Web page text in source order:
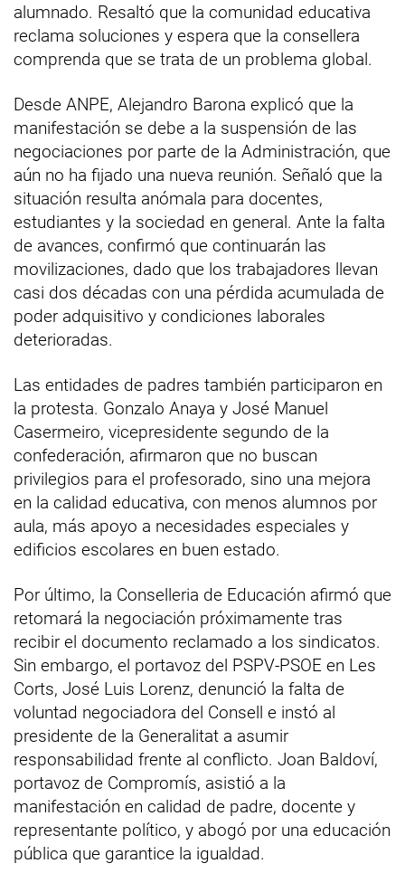
alumnado. Resaltó que la comunidad educativa
reclama soluciones y espera que la consellera
comprenda que se trata de un problema global.
Desde ANPE, Alejandro Barona explicó que la
manifestación se debe a la suspensión de las
negociaciones por parte de la Administración, que
aún no ha fijado una nueva reunión. Señaló que la
situación resulta anómala para docentes,
estudiantes y la sociedad en general. Ante la falta
de avances, confirmó que continuarán las
movilizaciones, dado que los trabajadores llevan
casi dos décadas con una pérdida acumulada de
poder adquisitivo y condiciones laborales
deterioradas.
Las entidades de padres también participaron en
la protesta. Gonzalo Anaya y José Manuel
Casermeiro, vicepresidente segundo de la
confederación, afirmaron que no buscan
privilegios para el profesorado, sino una mejora
en la calidad educativa, con menos alumnos por
aula, más apoyo a necesidades especiales y
edificios escolares en buen estado.
Por último, la Conselleria de Educación afirmó que
retomará la negociación próximamente tras
recibir el documento reclamado a los sindicatos.
Sin embargo, el portavoz del PSPV-PSOE en Les
Corts, José Luis Lorenz, denunció la falta de
voluntad negociadora del Consell e instó al
presidente de la Generalitat a asumir
responsabilidad frente al conflicto. Joan Baldoví,
portavoz de Compromís, asistió a la
manifestación en calidad de padre, docente y
representante político, y abogó por una educación
pública que garantice la igualdad.